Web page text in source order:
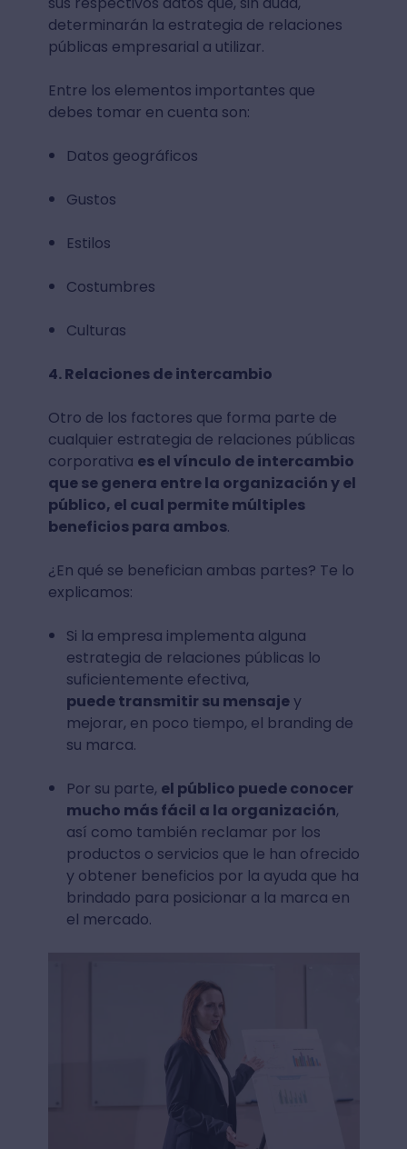
determinarán la estrategia de relaciones
públicas empresarial a utilizar.
Entre los elementos importantes que
debes tomar en cuenta son:
Datos geográficos
Gustos
Estilos
Costumbres
Culturas
4. Relaciones de intercambio
Otro de los factores que forma parte de
cualquier estrategia de relaciones públicas
corporativa es el vínculo de intercambio
que se genera entre la organización y el
público, el cual permite múltiples
beneficios para ambos.
¿En qué se benefician ambas partes? Te lo
explicamos:
Si la empresa implementa alguna
estrategia de relaciones públicas lo
suficientemente efectiva,
puede transmitir su mensajey
mejorar, en poco tiempo, el branding de
su marca.
Por su parte, el público puede conocer
mucho más fácil a la organización,
así como también reclamar por los
productos o servicios que le han ofrecido
y obtener beneficios por la ayuda que ha
brindado para posicionar a la marca en
el mercado.